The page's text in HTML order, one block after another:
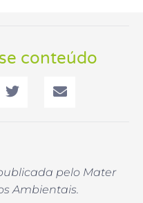
conteúdo
pelo Mater
Ambientais.